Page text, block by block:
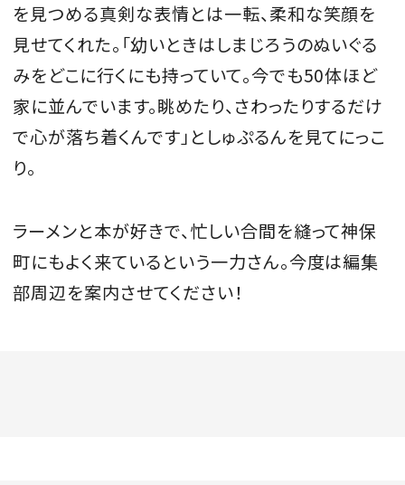
を見つめる真剣な表情とは一転、柔和な笑顔を
見せてくれた。「幼いときはしまじろうのぬいぐる
みをどこに行くにも持っていて。今でも50体ほど
家に並んでいます。眺めたり、さわったりするだけ
で心が落ち着くんです」としゅぷるんを見てにっこ
り。
ラーメンと本が好きで、忙しい合間を縫って神保
町にもよく来ているという一力さん。今度は編集
部周辺を案内させてください！